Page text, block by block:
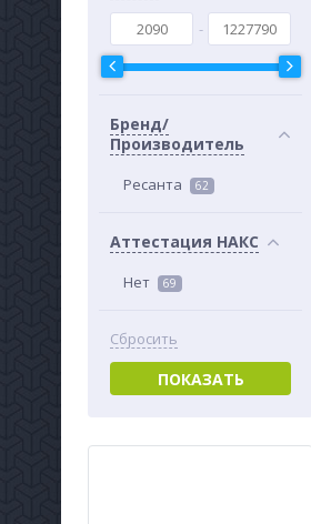
Бренд/
Производитель
Ресанта 62
Аттестация НАКС
Нет 69
Сбросить
ПОКАЗАТЬ